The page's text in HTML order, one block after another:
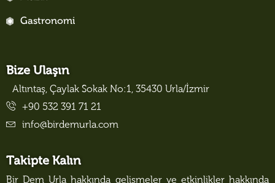
Gastronomi
Bize Ulaşın
Altıntaş, Çaylak Sokak No:1, 35430 Urla/İzmir
+90 532 391 71 21
info@birdemurla.com
Takipte Kalın
Bir Dem Urla hakkında gelişmeler ve etkinlikler hakkında